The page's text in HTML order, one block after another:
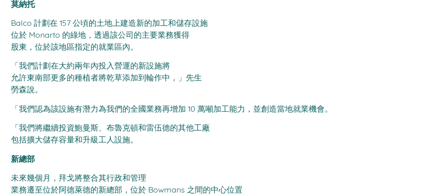
莫納托
Balco 計劃在 157 公頃的土地上建造新的加工和儲存設施
位於 Monarto 的綠地，透過該公司的主要業務獲得
股東，位於該地區指定的就業區內。
「我們計劃在大約兩年內投入營運的新設施將
允許東南部更多的種植者將乾草添加到輪作中，」先生
勞森說。
「我們認為該設施有潛力為我們的全國業務再增加 10 萬噸加工能力，並創造當地就業機會。
「我們將繼續投資鮑曼斯、布魯克頓和雷伍德的其他工廠
包括擴大儲存容量和升級工人設施。
新總部
未來幾個月，拜戈將整合其行政和管理
業務遷至位於阿德萊德的新總部，位於 Bowmans 之間的中心位置